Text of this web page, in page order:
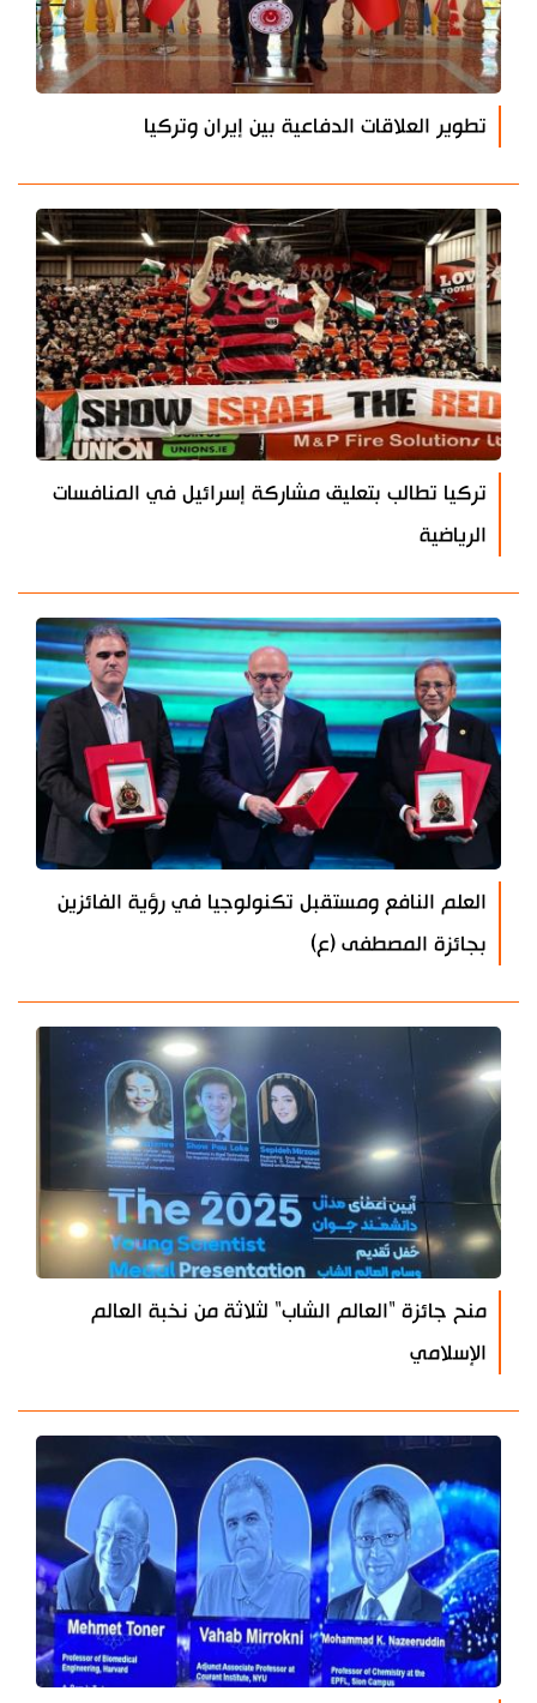
تطوير العلاقات الدفاعية بين إيران وتركيا
تركيا تطالب بتعليق مشاركة إسرائيل في المنافسات
الرياضية
العلم النافع ومستقبل تكنولوجيا في رؤية الفائزين
بجائزة المصطفى (ع)
منح جائزة "العالم الشاب" لثلاثة من نخبة العالم
الإسلامي